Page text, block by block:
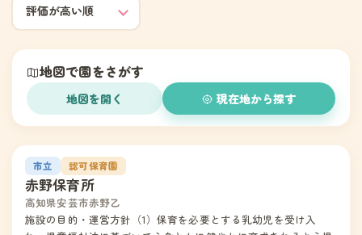
地図で園をさがす
地図を開く 現在地から探す
1市立 認可保育園
赤野保育所
高知県安芸市赤野乙
施設の目的・運営方針（1）保育を必要とする乳幼児を受け入